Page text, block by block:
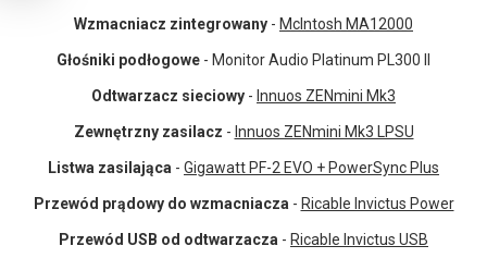
Wzmacniacz zintegrowany - McIntosh MA12000
Głośniki podłogowe - Monitor Audio Platinum PL300 II
Odtwarzacz sieciowy - Innuos ZENmini Mk3
Zewnętrzny zasilacz - Innuos ZENmini Mk3 LPSU
Listwa zasilająca - Gigawatt PF-2 EVO + PowerSync Plus
Przewód prądowy do wzmacniacza - Ricable Invictus Power
Przewód USB od odtwarzacza - Ricable Invictus USB